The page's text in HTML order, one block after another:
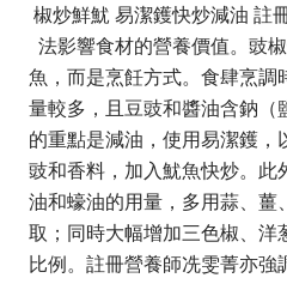
椒炒鮮魷 易潔鑊快炒減油 註
法影響食材的營養價值。豉
魚，而是烹飪方式。食肆烹調
量較多，且豆豉和醬油含鈉（
的重點是減油，使用易潔鑊，
豉和香料，加入魷魚快炒。此
油和蠔油的用量，多用蒜、薑
取；同時大幅增加三色椒、洋
比例。註冊營養師冼雯菁亦